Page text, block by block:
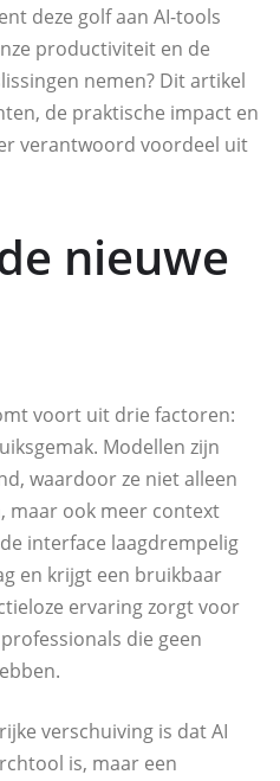
deze golf aan AI-tools
productiviteit en de
nemen? Dit artikel
de praktische impact en
verantwoord voordeel uit
nieuwe
voort uit drie factoren:
Modellen zijn
waardoor ze niet alleen
maar ook meer context
interface laagdrempelig
en krijgt een bruikbaar
ervaring zorgt voor
die geen
verschuiving is dat AI
is, maar een